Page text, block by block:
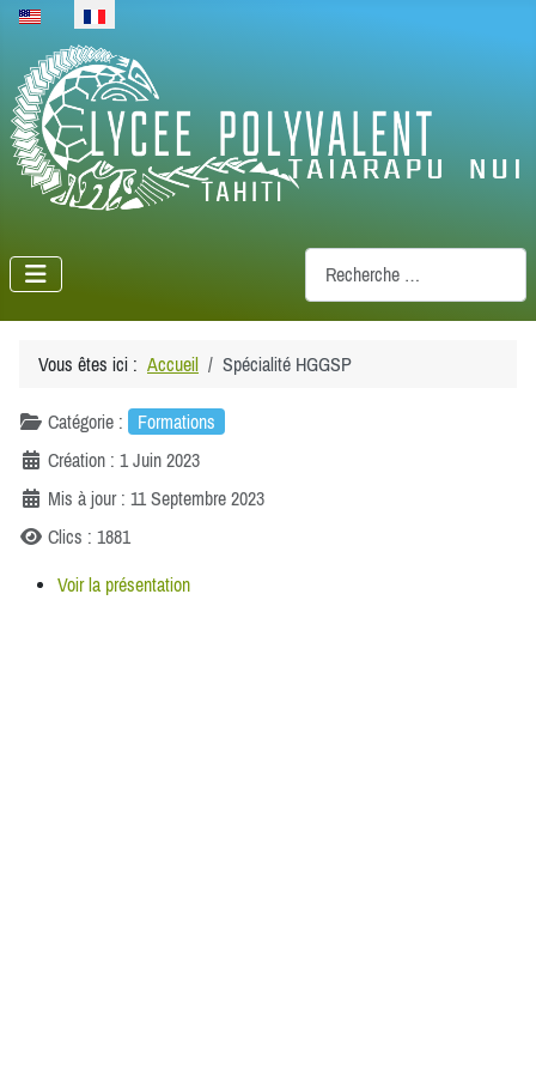
Sélectionnez votre langue
Vous êtes ici : Accueil Spécialité HGGSP
Catégorie :
Formations
Création : 1 Juin 2023
Mis à jour : 11 Septembre 2023
Clics : 1881
Voir la présentation